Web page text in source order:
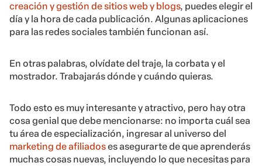
creación y gestión de sitios web y blogs, puedes elegir el
día y la hora de cada publicación. Algunas aplicaciones
para las redes sociales también funcionan así.
En otras palabras, olvídate del traje, la corbata y el
mostrador. Trabajarás dónde y cuándo quieras.
Todo esto es muy interesante y atractivo, pero hay otra
cosa genial que debe mencionarse: no importa cuál sea
tu área de especialización, ingresar al universo del
marketing de afiliadoses asegurarte de que aprenderás
muchas cosas nuevas, incluyendo lo que necesitas para